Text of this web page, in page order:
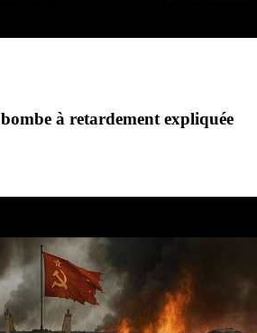
à retardement expliquée